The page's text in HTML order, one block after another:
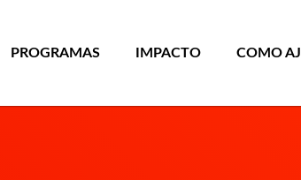
PROGRAMAS IMPACTO COMO